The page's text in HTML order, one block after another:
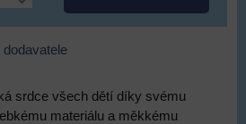
srdce všech dětí díky svému
materiálu a měkkému